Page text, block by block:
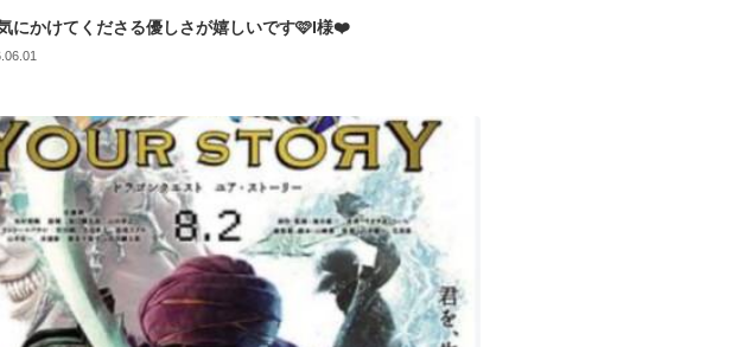
にかけてくださる優しさが嬉しいです🩷I様❤️